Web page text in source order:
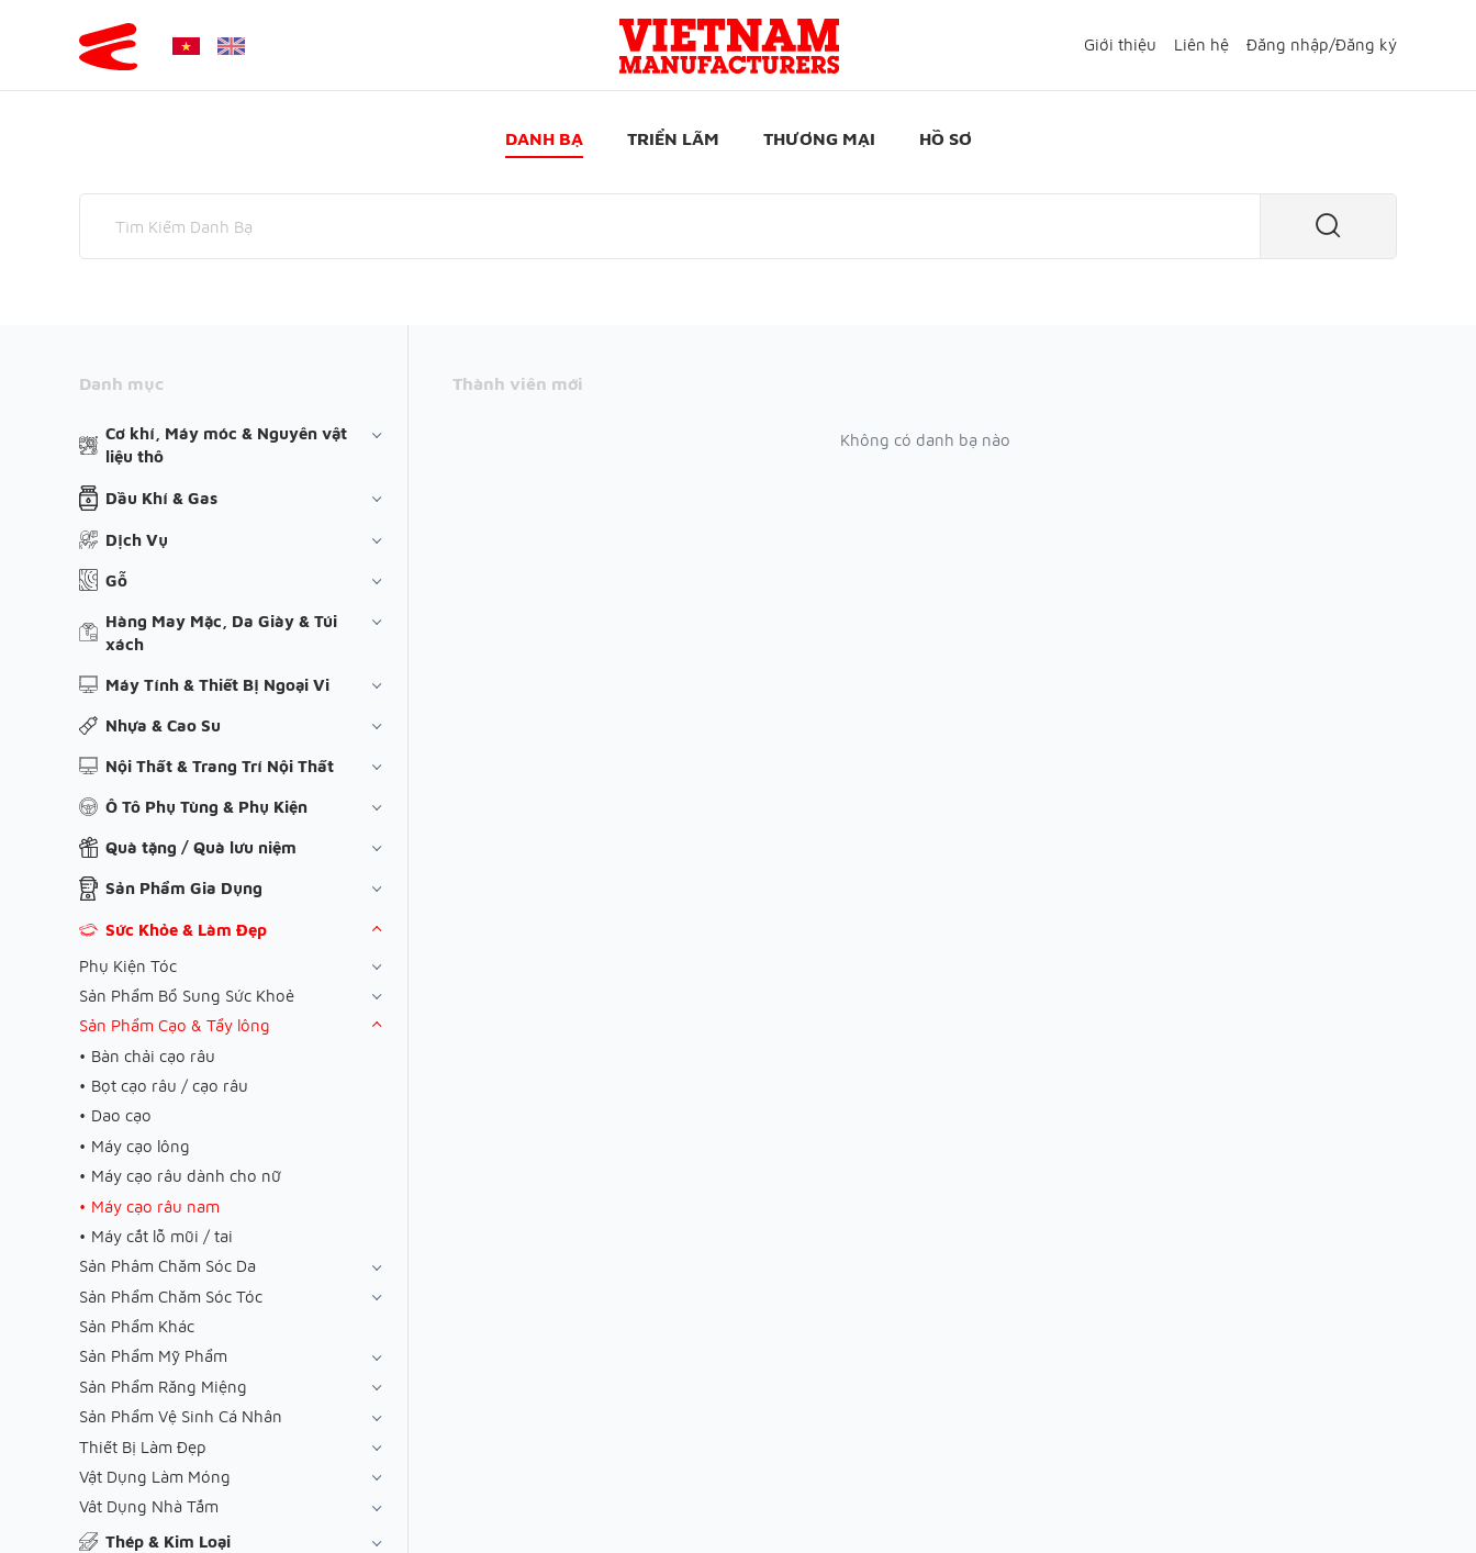
Giới thiệu Liên hệ Đăng nhập/Đăng ký
DANH BẠ TRIỂN LÃM THƯƠNG MẠI HỒ SƠ
Danh mục
Cơ khí, Máy móc & Nguyên vật
liệu thô
Dầu Khí & Gas
Dịch Vụ
Gỗ
Hàng May Mặc, Da Giày & Túi
xách
Máy Tính & Thiết Bị Ngoại Vi
Nhựa & Cao Su
Nội Thất & Trang Trí Nội Thất
Ô Tô Phụ Tùng & Phụ Kiện
Quà tặng / Quà lưu niệm
Sản Phẩm Gia Dụng
Sức Khỏe & Làm Đẹp
Phụ Kiện Tóc
Sản Phẩm Bổ Sung Sức Khoẻ
Sản Phẩm Cạo & Tẩy lông
Bàn chải cạo râu
Bọt cạo râu / cạo râu
Dao cạo
Máy cạo lông
Máy cạo râu dành cho nữ
Máy cạo râu nam
Máy cắt lỗ mũi / tai
Sản Phâm Chăm Sóc Da
Sản Phẩm Chăm Sóc Tóc
Sản Phẩm Khác
Sản Phẩm Mỹ Phẩm
Sản Phẩm Răng Miệng
Sản Phẩm Vệ Sinh Cá Nhân
Thiết Bị Làm Đẹp
Vật Dụng Làm Móng
Vât Dụng Nhà Tắm
Thép & Kim Loại
Thành viên mới
Không có danh bạ nào